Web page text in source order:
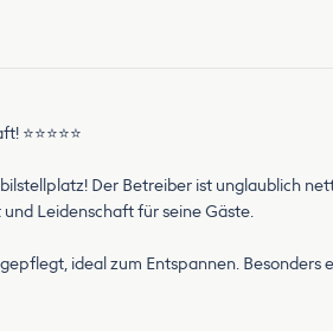
Der Betreiber ist unglaublich
Leidenschaft für seine Gäste.
ideal zum Entspannen.